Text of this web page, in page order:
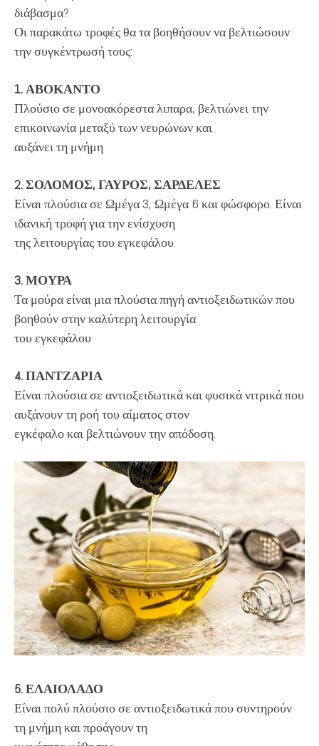
διάβασμα?
Οι παρακάτω τροφές θα τα βοηθήσουν να βελτιώσουν
την συγκέντρωσή τους:
1. ΑΒΟΚΑΝΤΟ
Πλούσιο σε μονοακόρεστα λιπαρα, βελτιώνει την
επικοινωνία μεταξύ των νευρώνων και
αυξάνει τη μνήμη
2. ΣΟΛΟΜΟΣ, ΓΑΥΡΟΣ, ΣΑΡΔΕΛΕΣ
Είναι πλούσια σε Ωμέγα 3, Ωμέγα 6 και φώσφορο. Είναι
ιδανική τροφή για την ενίσχυση
της λειτουργίας του εγκεφάλου.
3. ΜΟΥΡΑ
Τα μούρα είναι μια πλούσια πηγή αντιοξειδωτικών που
βοηθούν στην καλύτερη λειτουργία
του εγκεφάλου
4. ΠΑΝΤΖΑΡΙΑ
Είναι πλούσια σε αντιοξειδωτικά και φυσικά νιτρικά που
αυξάνουν τη ροή του αίματος στον
εγκέφαλο και βελτιώνουν την απόδοση.
5. ΕΛΑΙΟΛΑΔΟ
Είναι πολύ πλούσιο σε αντιοξειδωτικά που συντηρούν
τη μνήμη και προάγουν τη